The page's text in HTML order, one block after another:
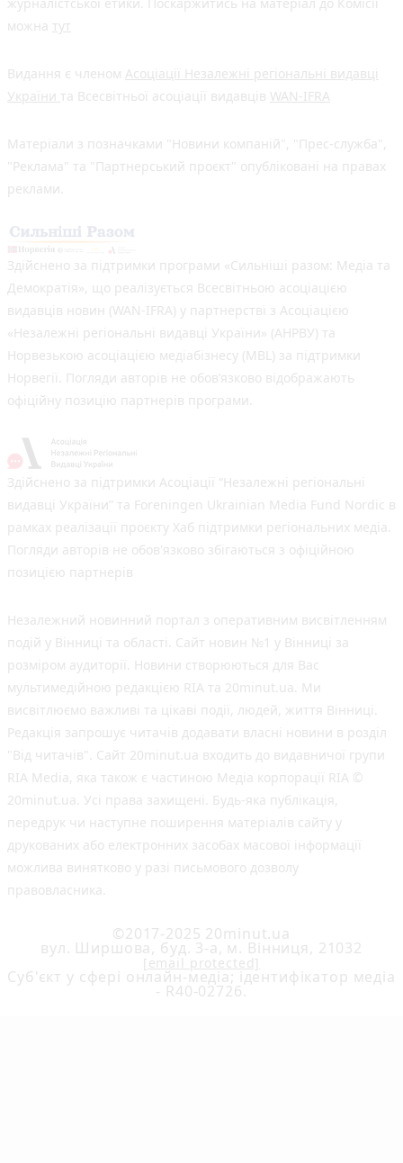
можна тут
Видання є членом Асоціації Незалежні регіональні видавці
України та Всесвітньої асоціації видавців WAN-IFRA
Матеріали з позначками "Новини компаній", "Прес-служба",
"Реклама" та "Партнерський проєкт" опубліковані на правах
реклами.
Здійснено за підтримки програми «Сильніші разом: Медіа та
Демократія», що реалізується Всесвітньою асоціацією
видавців новин (WAN-IFRA) у партнерстві з Асоціацією
«Незалежні регіональні видавці України» (АНРВУ) та
Норвезькою асоціацією медіабізнесу (MBL) за підтримки
Норвегії. Погляди авторів не обов’язково відображають
офіційну позицію партнерів програми.
Здійснено за підтримки Асоціації “Незалежні регіональні
видавці України” та Foreningen Ukrainian Media Fund Nordic в
рамках реалізації проєкту Хаб підтримки регіональних медіа.
Погляди авторів не обов'язково збігаються з офіційною
позицією партнерів
Незалежний новинний портал з оперативним висвітленням
подій у Вінниці та області. Сайт новин №1 у Вінниці за
розміром аудиторії. Новини створюються для Вас
мультимедійною редакцією RIA та 20minut.ua. Ми
висвітлюємо важливі та цікаві події, людей, життя Вінниці.
Редакція запрошує читачів додавати власні новини в розділ
"Від читачів". Сайт 20minut.ua входить до видавничої групи
RIA Media, яка також є частиною Медіа корпорації RIA ©
20minut.ua. Усі права захищені. Будь-яка публiкацiя,
передрук чи наступне поширення матеріалів сайту у
друкованих або електронних засобах масової інформації
можлива винятково у разі письмового дозволу
правовласника.
©2017-2025 20minut.ua
вул. Ширшова, буд. 3-а, м. Вінниця, 21032
[email protected]
Cуб'єкт у сфері онлайн-медіа; ідентифікатор медіа
- R40-02726.